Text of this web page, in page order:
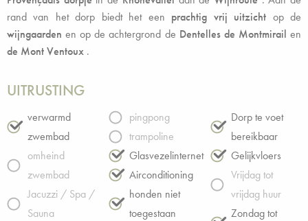
rand van het dorp biedt het een prachtig vrij uitzicht op de
wijngaarden en op de achtergrond de Dentelles de Montmirail en
de Mont Ventoux .
UITRUSTING
verwarmd
zwembad
omheind
zwembad
Jacuzzi / Spa /
Sauna
pingpong
trampoline
Glasvezelinternet
Airconditioning
honden niet
toegestaan
Dorp te voet
bereikbaar
Gelijkvloers
Vrijdag tot
vrijdag huur
Zondag tot